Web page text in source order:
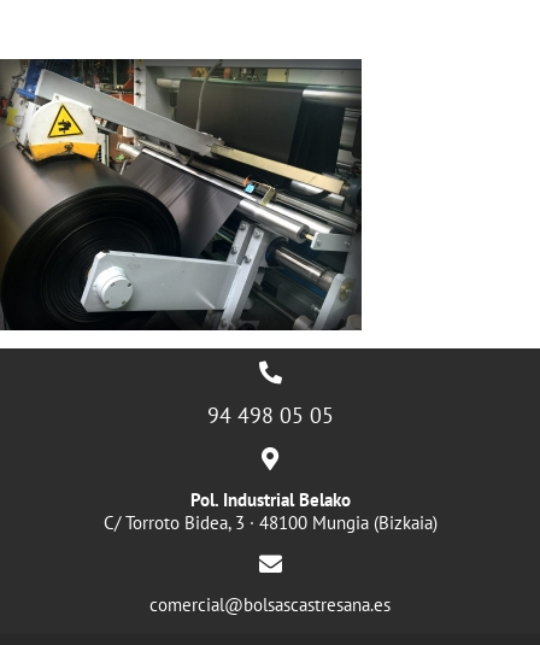
94 498 05 05
Pol. Industrial Belako
C/ Torroto Bidea, 3 · 48100 Mungia (Bizkaia)
comercial@bolsascastresana.es